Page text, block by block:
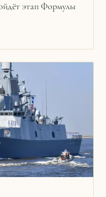
этап Формулы